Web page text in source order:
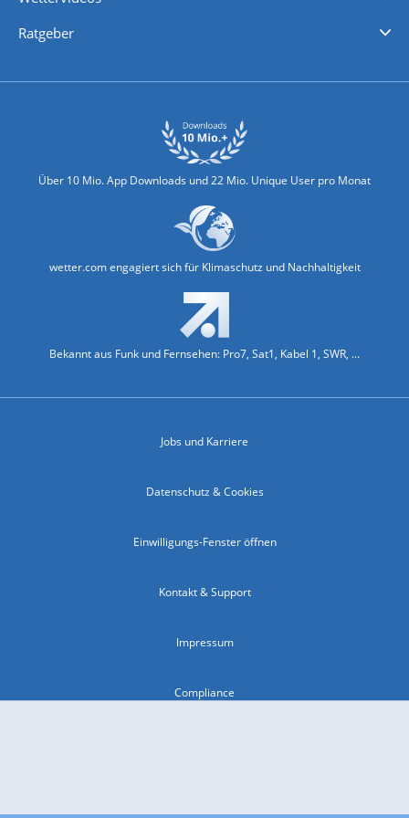
Ratgeber
Über 10 Mio. App Downloads und 22 Mio. Unique User pro Monat
wetter.com engagiert sich für Klimaschutz und Nachhaltigkeit
Bekannt aus Funk und Fernsehen: Pro7, Sat1, Kabel 1, SWR, ...
Jobs und Karriere
Datenschutz & Cookies
Einwilligungs-Fenster öffnen
Kontakt & Support
Impressum
Compliance